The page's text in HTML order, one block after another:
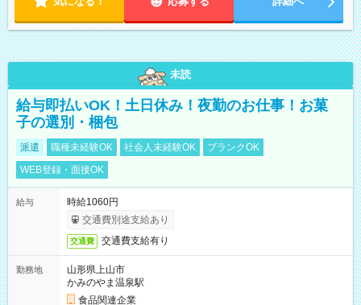
未読
給与即払いOK！土日休み！夜勤のお仕事！お菓
子の選別・梱包
派遣 職種未経験OK 社会人未経験OK
ブランクOK
WEB登録・面接OK
給与
時給1060円
交通費別途支給あり
交通費 交通費支給有り
勤務地
山形県上山市
かみのやま温泉駅
食品関連企業